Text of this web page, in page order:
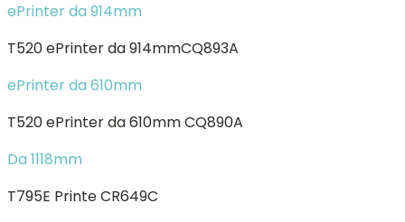
ePrinter da 914mm
T520 ePrinter da 914mmCQ893A
ePrinter da 610mm
T520 ePrinter da 610mm CQ890A
Da 1118mm
T795E Printe CR649C